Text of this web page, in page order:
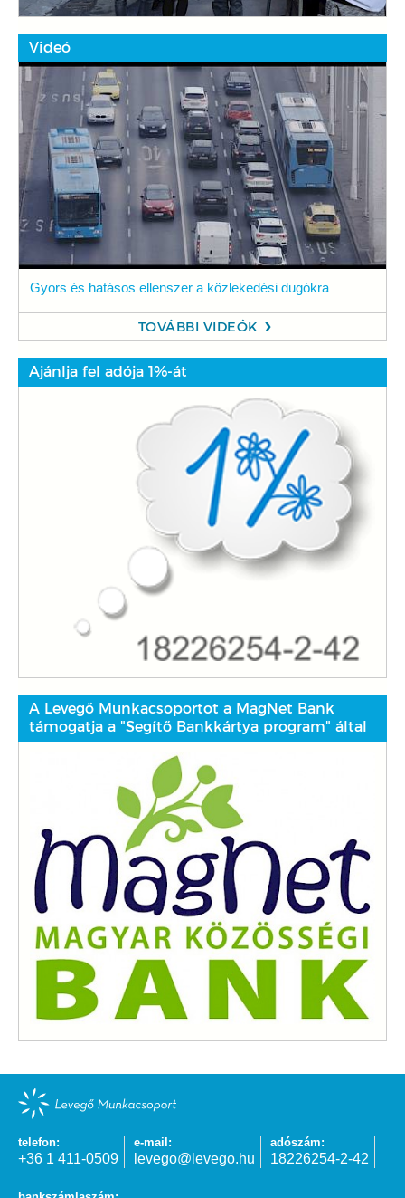
Videó
Gyors és hatásos ellenszer a közlekedési dugókra
TOVÁBBI VIDEÓK
Ajánlja fel adója 1%-át
A Levegő Munkacsoportot a MagNet Bank
támogatja a "Segítő Bankkártya program" által
telefon:
+36 1 411-0509
e-mail:
levego@levego.hu
adószám:
18226254-2-42